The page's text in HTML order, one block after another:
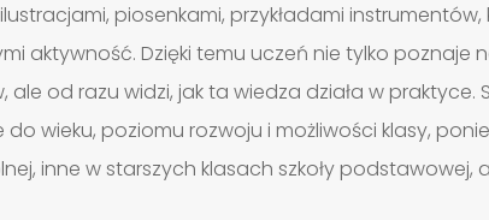
piosenkami, przykładami
aktywność. Dzięki temu uczeń nie tylko poznaje
ale od razu widzi, jak ta wiedza działa w praktyce.
wieku, poziomu rozwoju i możliwości klasy,
inne w starszych klasach szkoły podstawowej,